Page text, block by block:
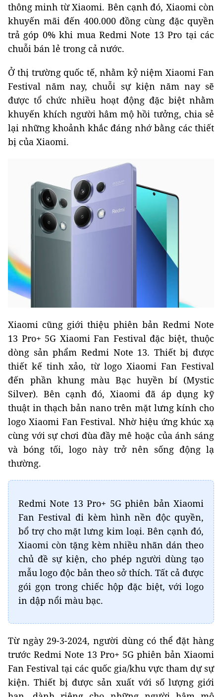
thông minh từ Xiaomi. Bên cạnh đó, Xiaomi còn
khuyến mãi đến 400.000 đồng cùng đặc quyền
trả góp 0% khi mua Redmi Note 13 Pro tại các
chuỗi bán lẻ trong cả nước.
Ở thị trường quốc tế, nhằm kỷ niệm Xiaomi Fan
Festival năm nay, chuỗi sự kiện năm nay sẽ
được tổ chức nhiều hoạt động đặc biệt nhằm
khuyến khích người hâm mộ hồi tưởng, chia sẻ
lại những khoảnh khắc đáng nhớ bằng các thiết
bị của Xiaomi.
Xiaomi cũng giới thiệu phiên bản Redmi Note
13 Pro+ 5G Xiaomi Fan Festival đặc biệt, thuộc
dòng sản phẩm Redmi Note 13. Thiết bị được
thiết kế tinh xảo, từ logo Xiaomi Fan Festival
đến phần khung màu Bạc huyền bí (Mystic
Silver). Bên cạnh đó, Xiaomi đã áp dụng kỹ
thuật in thạch bản nano trên mặt lưng kính cho
logo Xiaomi Fan Festival. Nhờ hiệu ứng khúc xạ
cùng với sự chơi đùa đầy mê hoặc của ánh sáng
và bóng tối, logo này trở nên sống động lạ
thường.
Redmi Note 13 Pro+ 5G phiên bản Xiaomi
Fan Festival đi kèm hình nền độc quyền,
bổ trợ cho mặt lưng kim loại. Bên cạnh đó,
Xiaomi còn tặng kèm nhiều nhãn dán theo
chủ đề sự kiện, cho phép người dùng tạo
mẫu logo độc bản theo sở thích. Tất cả được
gói gọn trong chiếc hộp đặc biệt, với logo
in dập nổi màu bạc.
Từ ngày 29-3-2024, người dùng có thể đặt hàng
trước Redmi Note 13 Pro+ 5G phiên bản Xiaomi
Fan Festival tại các quốc gia/khu vực tham dự sự
kiện. Thiết bị được sản xuất với số lượng giới